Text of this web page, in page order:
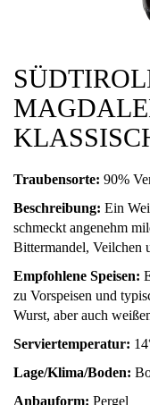
Traubensorte: 90%
Beschreibung: Ein
schmeckt angenehm
Bittermandel, Veilchen
Empfohlene Speisen:
zu Vorspeisen und
Wurst, aber auch
Serviertemperatur:
Lage/Klima/Boden:
Anbauform: Pergel